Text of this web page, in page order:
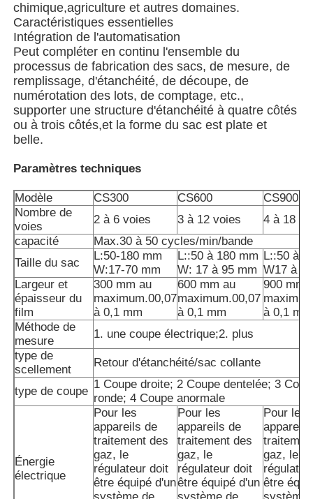
À propos de nous
Visite de l'usine
Contrôle de qualité
Nous contacter
nouvelles
Les affaires
Machines à emballer en rotation
Machine à emballer à plusieurs voies
Machine déshydratante de machine à mettre sous
Machine à compter les cartes
Machines d'emballage
chimique,agriculture et autres domaines.
Caractéristiques essentielles
Intégration de l'automatisation
Peut compléter en continu l'ensemble du
processus de fabrication des sacs, de mesure, de
remplissage, d'étanchéité, de découpe, de
numérotation des lots, de comptage, etc.,
supporter une structure d'étanchéité à quatre côtés
ou à trois côtés,et la forme du sac est plate et
belle.
Paramètres techniques
Modèle CS300 CS600
CS900
Nombre de
voies
2 à 6 voies 3 à 12 voies
4 à 18
capacité
Max.30 à 50 cycles/min/bande
Taille du sac
L:50-180 mm
W:17-70 mm
L::50 à 180 mm
W: 17 à 95 mm
L::50 à
W17 à
Largeur et
épaisseur du
film
300 mm au
maximum.00,07
à 0,1 mm
600 mm au
maximum.00,07
à 0,1 mm
900 mm
à 0,1 mm
Méthode de
mesure
1. une coupe électrique;2. plus
type de
scellement
Retour d'étanchéité/sac collante
type de coupe
1 Coupe droite; 2 Coupe dentelée; 3
ronde; 4 Coupe anormale
Énergie
électrique
Pour les
appareils de
traitement des
gaz, le
régulateur doit
être équipé d'un
système de
Pour les
appareils de
traitement des
gaz, le
régulateur doit
être équipé d'un
système de
Pour les
gaz, le
être
système